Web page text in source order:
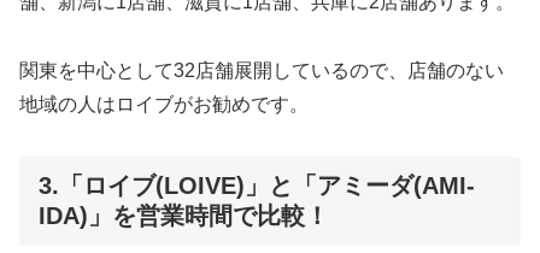
関東を中心として32店舗展開しているので、店舗のない
地域の人はロイブがお勧めです。
3.「ロイブ(LOIVE)」と「アミーダ(AMI-
IDA)」を営業時間で比較！